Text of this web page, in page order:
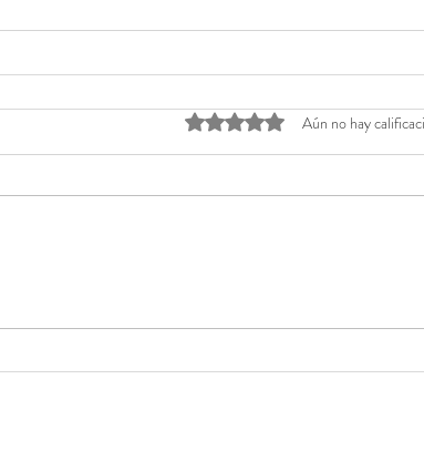
Obtuvo 0 de 5 estrellas.
Aún no hay